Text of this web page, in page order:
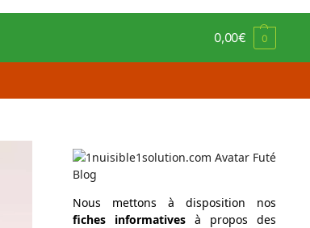
0,00€ 0
Nous mettons à disposition nos
fiches informatives à propos des